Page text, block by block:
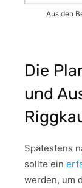
Aus den
Die
und
Spätestens
sollte ein
werden, um